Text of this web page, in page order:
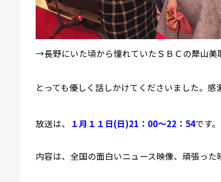
→長野にいた頃から憧れていたＳＢＣの犛山美
とっても優しく話しかけてくださいました。感
放送は、 １月１１日(日)21：00～22：54です。
内容は、全国の面白いニュース映像、頑張っ